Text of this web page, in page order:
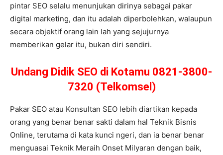
pintar SEO selalu menunjukan dirinya sebagai pakar
digital marketing, dan itu adalah diperbolehkan, walaupun
secara objektif orang lain lah yang sejujurnya
memberikan gelar itu, bukan diri sendiri.
Undang Didik SEO di Kotamu 0821-3800-
7320 (Telkomsel)
Pakar SEO atau Konsultan SEO lebih diartikan kepada
orang yang benar benar sakti dalam hal Teknik Bisnis
Online, terutama di kata kunci ngeri, dan ia benar benar
menguasai Teknik Meraih Onset Milyaran dengan baik,